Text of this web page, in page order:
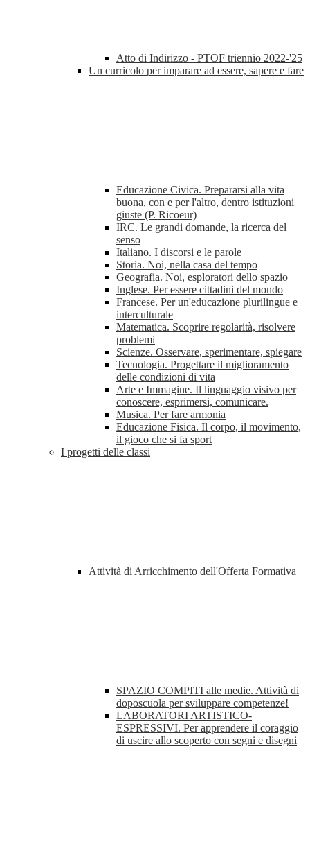
Atto di Indirizzo - PTOF triennio 2022-'25
Un curricolo per imparare ad essere, sapere e fare
Educazione Civica. Prepararsi alla vita
buona, con e per l'altro, dentro istituzioni
giuste (P. Ricoeur)
IRC. Le grandi domande, la ricerca del
senso
Italiano. I discorsi e le parole
Storia. Noi, nella casa del tempo
Geografia. Noi, esploratori dello spazio
Inglese. Per essere cittadini del mondo
Francese. Per un'educazione plurilingue e
interculturale
Matematica. Scoprire regolarità, risolvere
problemi
Scienze. Osservare, sperimentare, spiegare
Tecnologia. Progettare il miglioramento
delle condizioni di vita
Arte e Immagine. Il linguaggio visivo per
conoscere, esprimersi, comunicare.
Musica. Per fare armonia
Educazione Fisica. Il corpo, il movimento,
il gioco che si fa sport
I progetti delle classi
Attività di Arricchimento dell'Offerta Formativa
SPAZIO COMPITI alle medie. Attività di
doposcuola per sviluppare competenze!
LABORATORI ARTISTICO-
ESPRESSIVI. Per apprendere il coraggio
di uscire allo scoperto con segni e disegni